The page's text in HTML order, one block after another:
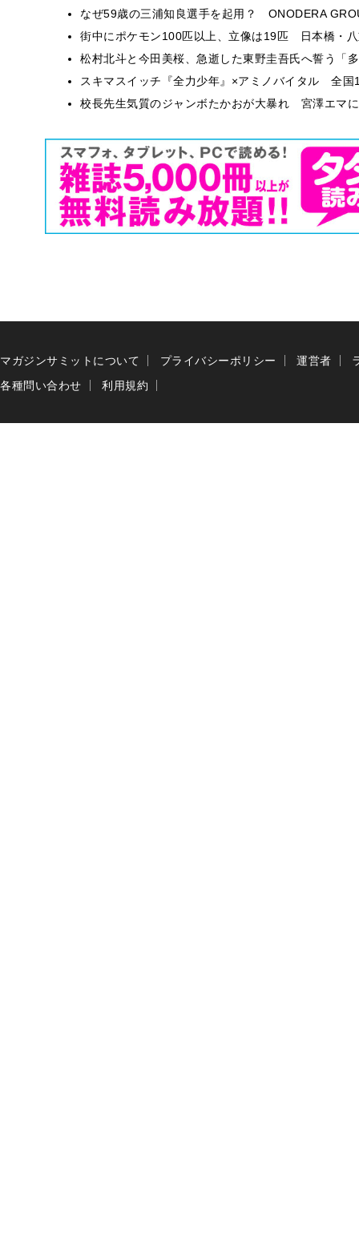
なぜ59歳の三浦知良選手を起用？ ONODERA
街中にポケモン100匹以上、立像は19匹 日本橋・
松村北斗と今田美桜、急逝した東野圭吾氏へ誓う「
スキマスイッチ『全力少年』×アミノバイタル 全国
校長先生気質のジャンボたかおが大暴れ 宮澤エマ
マガジンサミットについて プライバシーポリシー 運営者
各種問い合わせ
利用規約